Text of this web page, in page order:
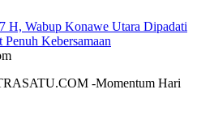
H, Wabup Konawe Utara Dipadati
Penuh Kebersamaan
-Momentum Hari